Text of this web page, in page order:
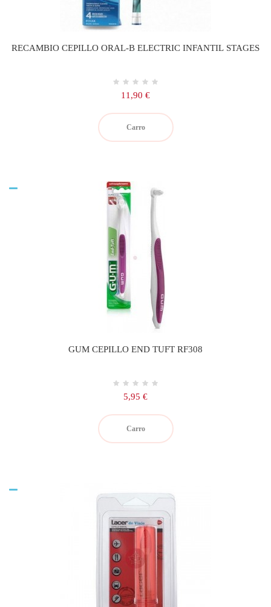
RECAMBIO CEPILLO ORAL-B ELECTRIC INFANTIL STAGES
Precio
11,90 €
Carro
GUM CEPILLO END TUFT RF308
Precio
5,95 €
Carro